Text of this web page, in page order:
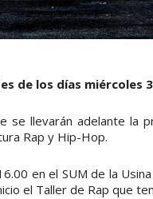
de los días miércoles
se llevarán adelante la
Rap y Hip-Hop.
en el SUM de la
el Taller de Rap que